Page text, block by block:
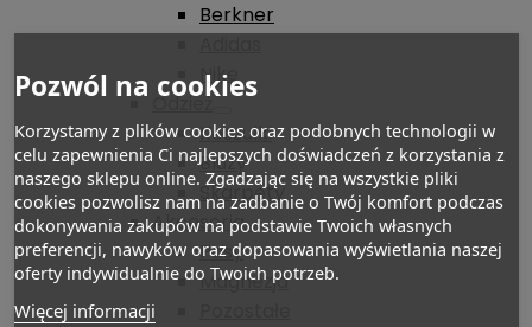
Berkner
Nike
Odzież
Koszulki
Bluzy
Skarpety
Akcesoria
Pasy
Magnezja
Pozwól na cookies
Korzystamy z plików cookies oraz podobnych technologii w
celu zapewnienia Ci najlepszych doświadczeń z korzystania z
naszego sklepu online. Zgadzając się na wszystkie pliki
cookies pozwolisz nam na zadbanie o Twój komfort podczas
dokonywania zakupów na podstawie Twoich własnych
preferencji, nawyków oraz dopasowania wyświetlania naszej
oferty indywidualnie do Twoich potrzeb.
Więcej informacji